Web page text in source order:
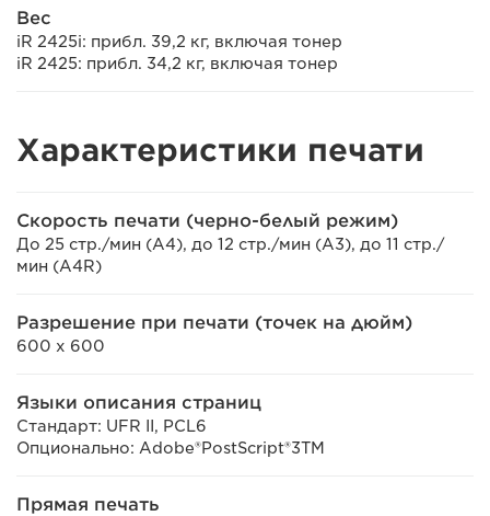
Вес
iR 2425i: прибл. 39,2 кг, включая тонер
iR 2425: прибл. 34,2 кг, включая тонер
Характеристики печати
Скорость печати (черно-белый режим)
До 25 стр./мин (A4), до 12 стр./мин (A3), до 11 стр./
мин (A4R)
Разрешение при печати (точек на дюйм)
600 x 600
Языки описания страниц
Стандарт: UFR II, PCL6
Опционально: Adobe®PostScript®3TM
Прямая печать